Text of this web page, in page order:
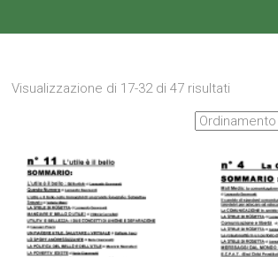
Visualizzazione di 17-32 di 47 risultati